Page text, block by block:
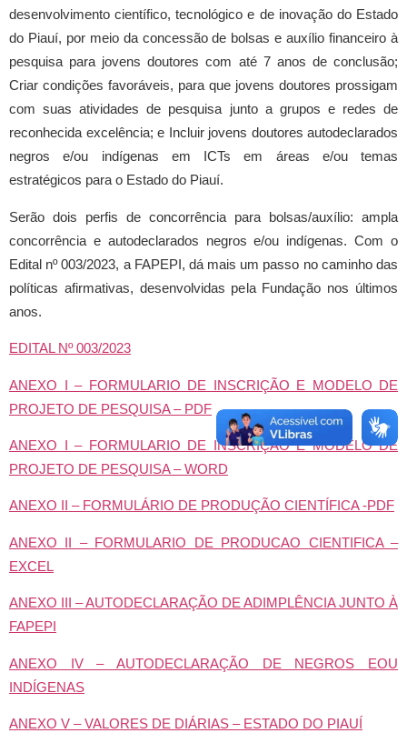
desenvolvimento científico, tecnológico e de inovação do Estado
do Piauí, por meio da concessão de bolsas e auxílio financeiro à
pesquisa para jovens doutores com até 7 anos de conclusão;
Criar condições favoráveis, para que jovens doutores prossigam
com suas atividades de pesquisa junto a grupos e redes de
reconhecida excelência; e Incluir jovens doutores autodeclarados
negros e/ou indígenas em ICTs em áreas e/ou temas
estratégicos para o Estado do Piauí.
Serão dois perfis de concorrência para bolsas/auxílio: ampla
concorrência e autodeclarados negros e/ou indígenas. Com o
Edital nº 003/2023, a FAPEPI, dá mais um passo no caminho das
políticas afirmativas, desenvolvidas pela Fundação nos últimos
anos.
EDITAL Nº 003/2023
ANEXO I – FORMULARIO DE INSCRIÇÃO E MODELO DE
PROJETO DE PESQUISA – PDF
ANEXO I – FORMULARIO DE INSCRIÇÃO E MODELO DE
PROJETO DE PESQUISA – WORD
ANEXO II – FORMULÁRIO DE PRODUÇÃO CIENTÍFICA -PDF
ANEXO II – FORMULARIO DE PRODUCAO CIENTIFICA –
EXCEL
ANEXO III – AUTODECLARAÇÃO DE ADIMPLÊNCIA JUNTO À
FAPEPI
ANEXO IV – AUTODECLARAÇÃO DE NEGROS EOU
INDÍGENAS
ANEXO V – VALORES DE DIÁRIAS – ESTADO DO PIAUÍ